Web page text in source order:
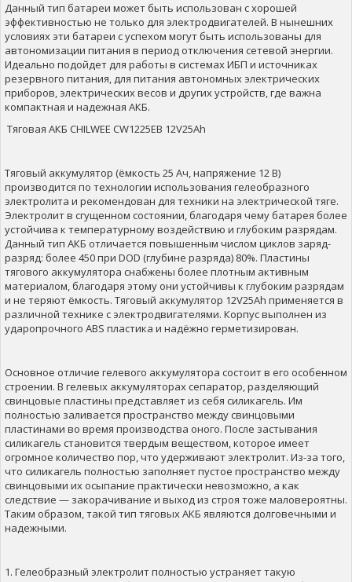
Данный тип батареи может быть использован с хорошей
эффективностью не только для электродвигателей. В нынешних
условиях эти батареи с успехом могут быть использованы для
автономизации питания в период отключения сетевой энергии.
Идеально подойдет для работы в системах ИБП и источниках
резервного питания, для питания автономных электрических
приборов, электрических весов и других устройств, где важна
компактная и надежная АКБ.
Тяговая АКБ CHILWEE CW1225EB 12V25Ah
Тяговый аккумулятор (ёмкость 25 Ач, напряжение 12 В)
производится по технологии использования гелеобразного
электролита и рекомендован для техники на электрической тяге.
Электролит в сгущенном состоянии, благодаря чему батарея более
устойчива к температурному воздействию и глубоким разрядам.
Данный тип АКБ отличается повышенным числом циклов заряд-
разряд: более 450 при DOD (глубине разряда) 80%. Пластины
тягового аккумулятора снабжены более плотным активным
материалом, благодаря этому они устойчивы к глубоким разрядам
и не теряют ёмкость. Тяговый аккумулятор 12V25Ah применяется в
различной технике с электродвигателями. Корпус выполнен из
ударопрочного ABS пластика и надёжно герметизирован.
Основное отличие гелевого аккумулятора состоит в его особенном
строении. В гелевых аккумуляторах сепаратор, разделяющий
свинцовые пластины представляет из себя силикагель. Им
полностью заливается пространство между свинцовыми
пластинами во время производства оного. После застывания
силикагель становится твердым веществом, которое имеет
огромное количество пор, что удерживают электролит. Из-за того,
что силикагель полностью заполняет пустое пространство между
свинцовыми их осыпание практически невозможно, а как
следствие — закорачивание и выход из строя тоже маловероятны.
Таким образом, такой тип тяговых АКБ являются долговечными и
надежными.
1. Гелеобразный электролит полностью устраняет такую